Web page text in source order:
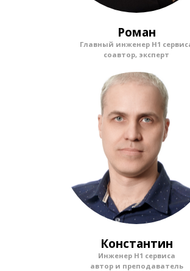
Роман
Главный инженер Н1
соавтор, эксперт
Константин
Инженер Н1 сервиса
автор и преподаватель